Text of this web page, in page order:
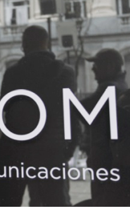
por el propio
remarcó